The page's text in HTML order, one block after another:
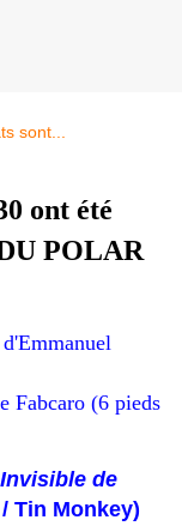
ont été
POLAR
d'Emmanuel
Fabcaro (6 pieds
de
Tin Monkey)